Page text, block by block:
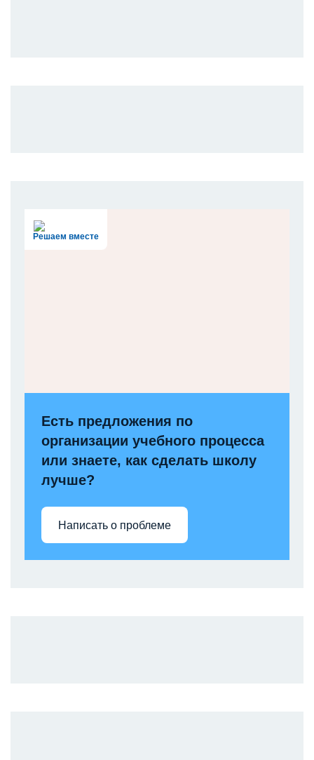
Решаем вместе
Есть предложения по
организации учебного процесса
или знаете, как сделать школу
лучше?
Написать о проблеме